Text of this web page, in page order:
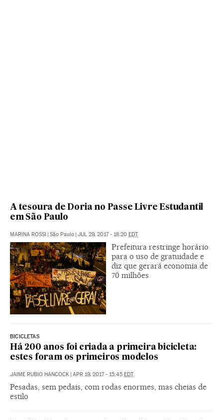
A tesoura de Doria no Passe Livre Estudantil
em São Paulo
MARINA ROSSI | São Paulo | JUL 29, 2017 - 18:20 EDT
Prefeitura restringe horário
para o uso de gratuidade e
diz que gerará economia de
70 milhões
BICICLETAS
Há 200 anos foi criada a primeira bicicleta:
estes foram os primeiros modelos
JAIME RUBIO HANCOCK | APR 19, 2017 - 15:45 EDT
Pesadas, sem pedais, com rodas enormes, mas cheias de
estilo